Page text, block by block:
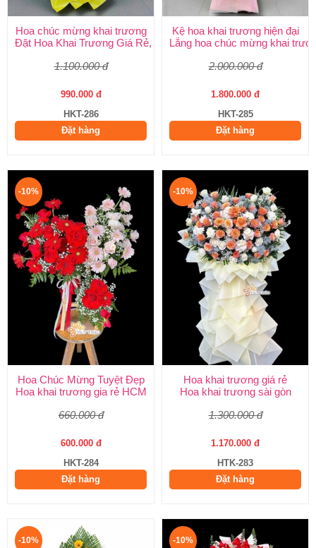
Hoa chúc mừng khai trương
Đặt Hoa Khai Trương Giá Rẻ, Đẹp Sang Trọng – Shop Hoa Khai
1.100.000 đ
990.000 đ
HKT-286
Đặt hàng
Kệ hoa khai trương hiện đại
Lẵng hoa chúc mừng khai
2.000.000 đ
1.800.000 đ
HKT-285
Đặt hàng
-10%
Hoa Chúc Mừng Tuyệt Đẹp
Hoa khai trương gia rẻ HCM
660.000 đ
600.000 đ
HKT-284
Đặt hàng
-10%
Hoa khai trương giá rẻ
Hoa khai trương sài gòn
1.300.000 đ
1.170.000 đ
HTK-283
Đặt hàng
-10% -10%